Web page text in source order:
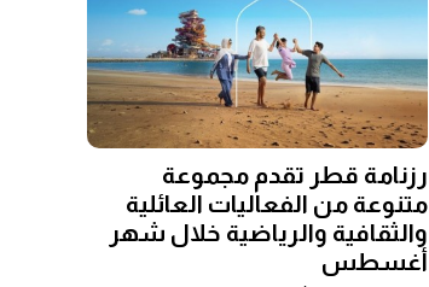
رزنامة قطر تقدم مجموعة
متنوعة من الفعاليات العائلية
والثقافية والرياضية خلال شهر
أغسطس